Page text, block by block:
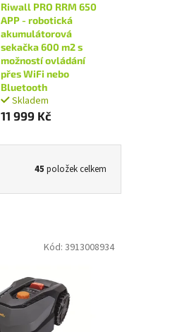
Riwall PRO RRM 650
APP - robotická
akumulátorová
sekačka 600 m2 s
možností ovládání
přes WiFi nebo
Bluetooth
Skladem
11 999 Kč
45 položek celkem
Kód: 3913008934